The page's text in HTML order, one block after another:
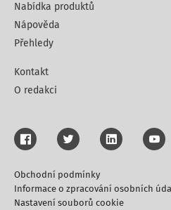
Nabídka produktů
Nápověda
Přehledy
Kontakt
O redakci
Obchodní podmínky
Informace o zpracování osobních
Nastavení souborů cookie